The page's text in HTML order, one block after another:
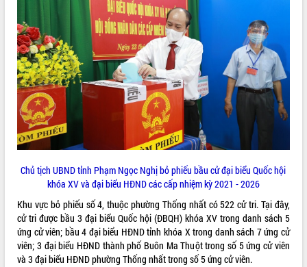
HỆ THỐNG VĂN BẢN
VĂN BẢN HĐND TỈNH
ĐIỂM TIN VĂN BẢN
QUY HOẠCH - KẾ HOẠCH
Chủ tịch UBND tỉnh Phạm Ngọc Nghị bỏ phiếu bầu cử đại biểu Quốc hội
khóa XV và đại biểu HĐND các cấp nhiệm kỳ 2021 - 2026
Khu vực bỏ phiếu số 4, thuộc phường Thống nhất có 522 cử tri. Tại đây,
cử tri được bầu 3 đại biểu Quốc hội (ĐBQH) khóa XV trong danh sách 5
ứng cử viên; bầu 4 đại biểu HĐND tỉnh khóa X trong danh sách 7 ứng cử
viên; 3 đại biểu HĐND thành phố Buôn Ma Thuột trong số 5 ứng cử viên
và 3 đại biểu HĐND phường Thống nhất trong số 5 ứng cử viên.